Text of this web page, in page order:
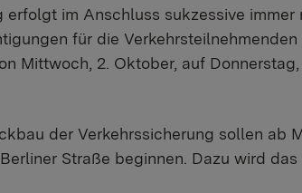
im Anschluss sukzessive immer
für die Verkehrsteilnehmenden
Mittwoch, 2. Oktober, auf Donnerstag,
der Verkehrssicherung sollen ab
Straße beginnen. Dazu wird das